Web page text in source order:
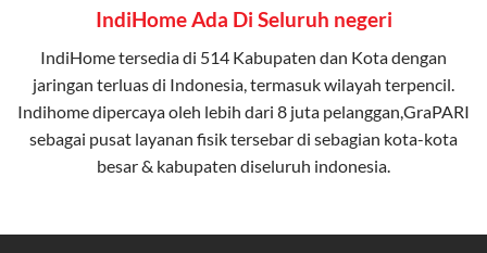
IndiHome Ada Di Seluruh negeri
IndiHome tersedia di 514 Kabupaten dan Kota dengan
jaringan terluas di Indonesia, termasuk wilayah terpencil.
Indihome dipercaya oleh lebih dari 8 juta pelanggan,GraPARI
sebagai pusat layanan fisik tersebar di sebagian kota-kota
besar & kabupaten diseluruh indonesia.